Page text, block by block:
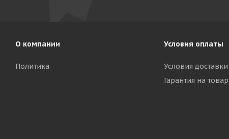
О компании
Политика
Условия оплаты
Условия доставки
Гарантия на товар